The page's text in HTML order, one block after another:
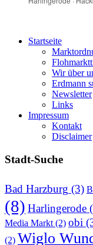
Startseite
Wir über
Erdmann
Newsletter
Links
Impressum
Kontakt
Disclaimer
Stadt-Suche
Bad Harzburg (3)
(8) Harlingerode
Media Markt (2) obi
(2) Wiglo